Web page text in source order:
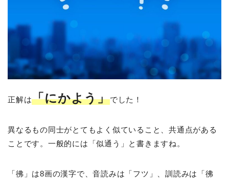
正解は「にかよう」でした！
異なるもの同士がとてもよく似ていること、共通点がある
ことです。一般的には「似通う」と書きますね。
「彿」は8画の漢字で、音読みは「フツ」、訓読みは「彿